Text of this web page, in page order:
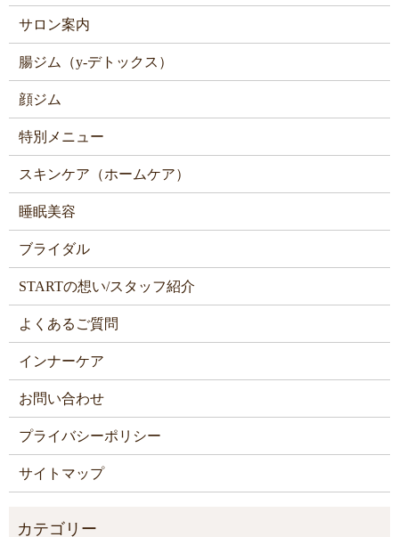
サロン案内
腸ジム（y-デトックス）
顔ジム
特別メニュー
スキンケア（ホームケア）
睡眠美容
ブライダル
STARTの想い/スタッフ紹介
よくあるご質問
インナーケア
お問い合わせ
プライバシーポリシー
サイトマップ